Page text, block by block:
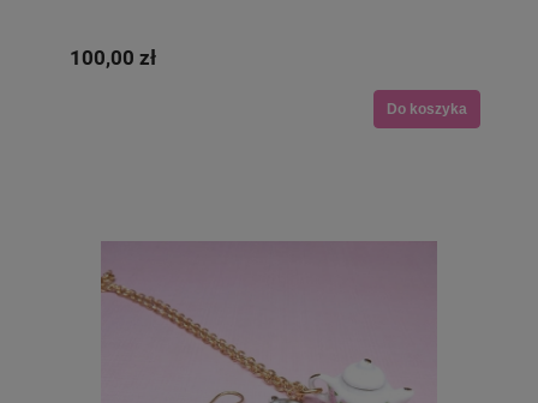
100,00 zł
Do koszyka